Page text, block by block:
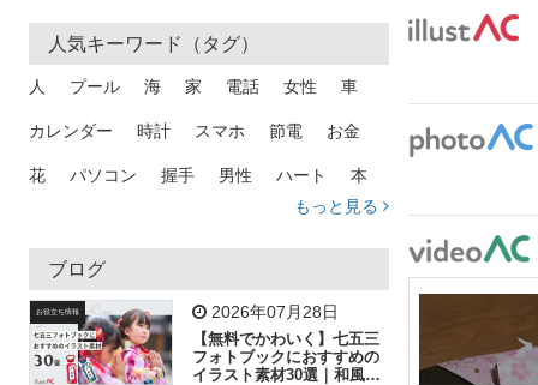
人気キーワード（タグ）
人 プール 海 家 電話 女性 車
カレンダー 時計 スマホ 節電 お金
花 パソコン 握手 男性 ハート 本
トラック 木
吹き出し
飛行機 グラフ ビル 魚 家族 書類
歩く 工場 会社 太陽 キラキラ
もっと見る
ブログ
お役立ち情報 2026年07月28日
【無料でかわいく】七五三
フォトブックにおすすめの
イラスト素材30選｜和風の